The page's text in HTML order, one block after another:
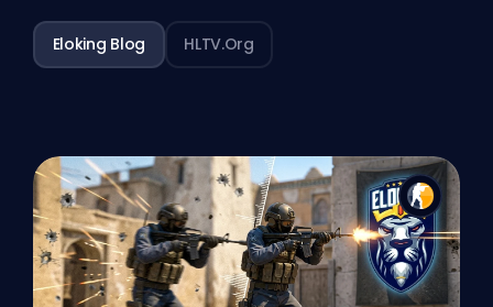
Eloking Blog HLTV.org